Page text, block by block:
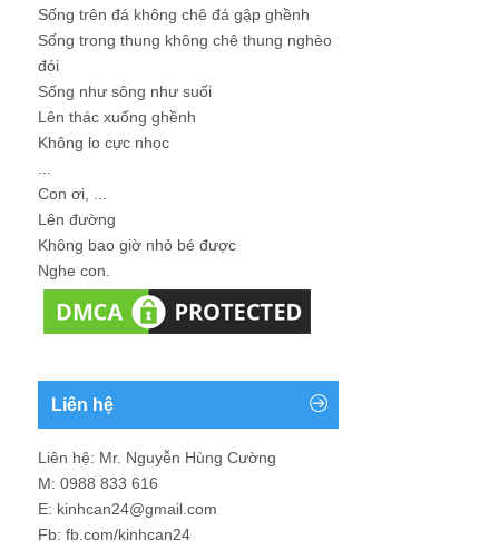
Sống trên đá không chê đá gập ghềnh
Sống trong thung không chê thung nghèo
đói
Sống như sông như suối
Lên thác xuống ghềnh
Không lo cực nhọc
Con ơi, ...
Lên đường
Không bao giờ nhỏ bé được
Nghe con.
Liên hệ
Liên hệ: Mr. Nguyễn Hùng Cường
M: 0988 833 616
E: kinhcan24@gmail.com
Fb: fb.com/kinhcan24